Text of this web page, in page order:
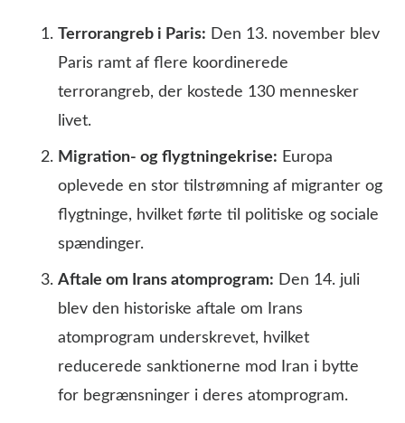
Terrorangreb i Paris: Den 13. november blev
Paris ramt af flere koordinerede
terrorangreb, der kostede 130 mennesker
livet.
Migration- og flygtningekrise: Europa
oplevede en stor tilstrømning af migranter og
flygtninge, hvilket førte til politiske og sociale
spændinger.
Aftale om Irans atomprogram: Den 14. juli
blev den historiske aftale om Irans
atomprogram underskrevet, hvilket
reducerede sanktionerne mod Iran i bytte
for begrænsninger i deres atomprogram.